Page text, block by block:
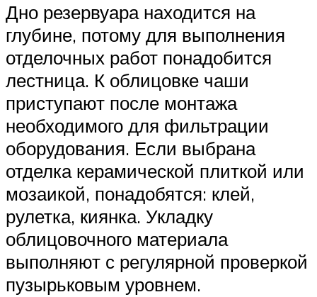
Дно резервуара находится на
глубине, потому для выполнения
отделочных работ понадобится
лестница. К облицовке чаши
приступают после монтажа
необходимого для фильтрации
оборудования. Если выбрана
отделка керамической плиткой или
мозаикой, понадобятся: клей,
рулетка, киянка. Укладку
облицовочного материала
выполняют с регулярной проверкой
пузырьковым уровнем.